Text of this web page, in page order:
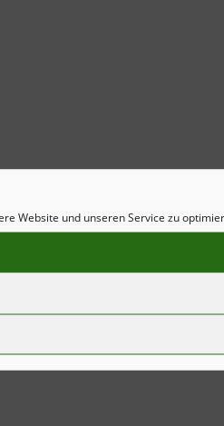
Website und unseren Service zu